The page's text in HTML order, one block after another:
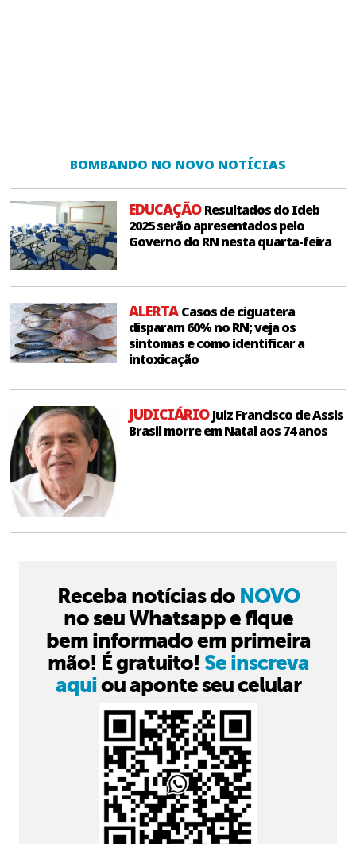
BOMBANDO NO NOVO NOTÍCIAS
EDUCAÇÃOResultados do Ideb
2025 serão apresentados pelo
Governo do RN nesta quarta-feira
ALERTACasos de ciguatera
disparam 60% no RN; veja os
sintomas e como identificar a
intoxicação
JUDICIÁRIOJuiz Francisco de Assis
Brasil morre em Natal aos 74 anos
Receba notícias do NOVO
no seu Whatsapp e fique
bem informado em primeira
mão! É gratuito! Se inscreva
aquiou aponte seu celular